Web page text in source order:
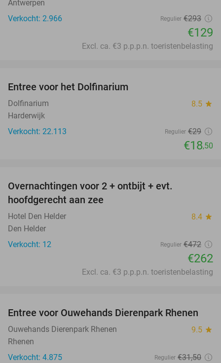
Antwerpen
Verkocht: 2.966
Regulier €293
€129
Excl. ca. €3 p.p.p.n. toeristenbelasting
Entree voor het Dolfinarium
Dolfinarium 8.5 star
Harderwijk
Verkocht: 22.113
Regulier €29
€18,50
Overnachtingen voor 2 + ontbijt + evt.
hoofdgerecht aan zee
Hotel Den Helder 8.4 star
Den Helder
Verkocht: 12
Regulier €472
€262
Excl. ca. €3 p.p.p.n. toeristenbelasting
19%
Entree voor Ouwehands Dierenpark Rhenen
Ouwehands Dierenpark Rhenen 9.5 star
Rhenen
Verkocht: 4.875
Regulier €31,50